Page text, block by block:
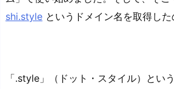
shi.style というドメイン名を取得した
「.style」（ドット・スタイル）とい